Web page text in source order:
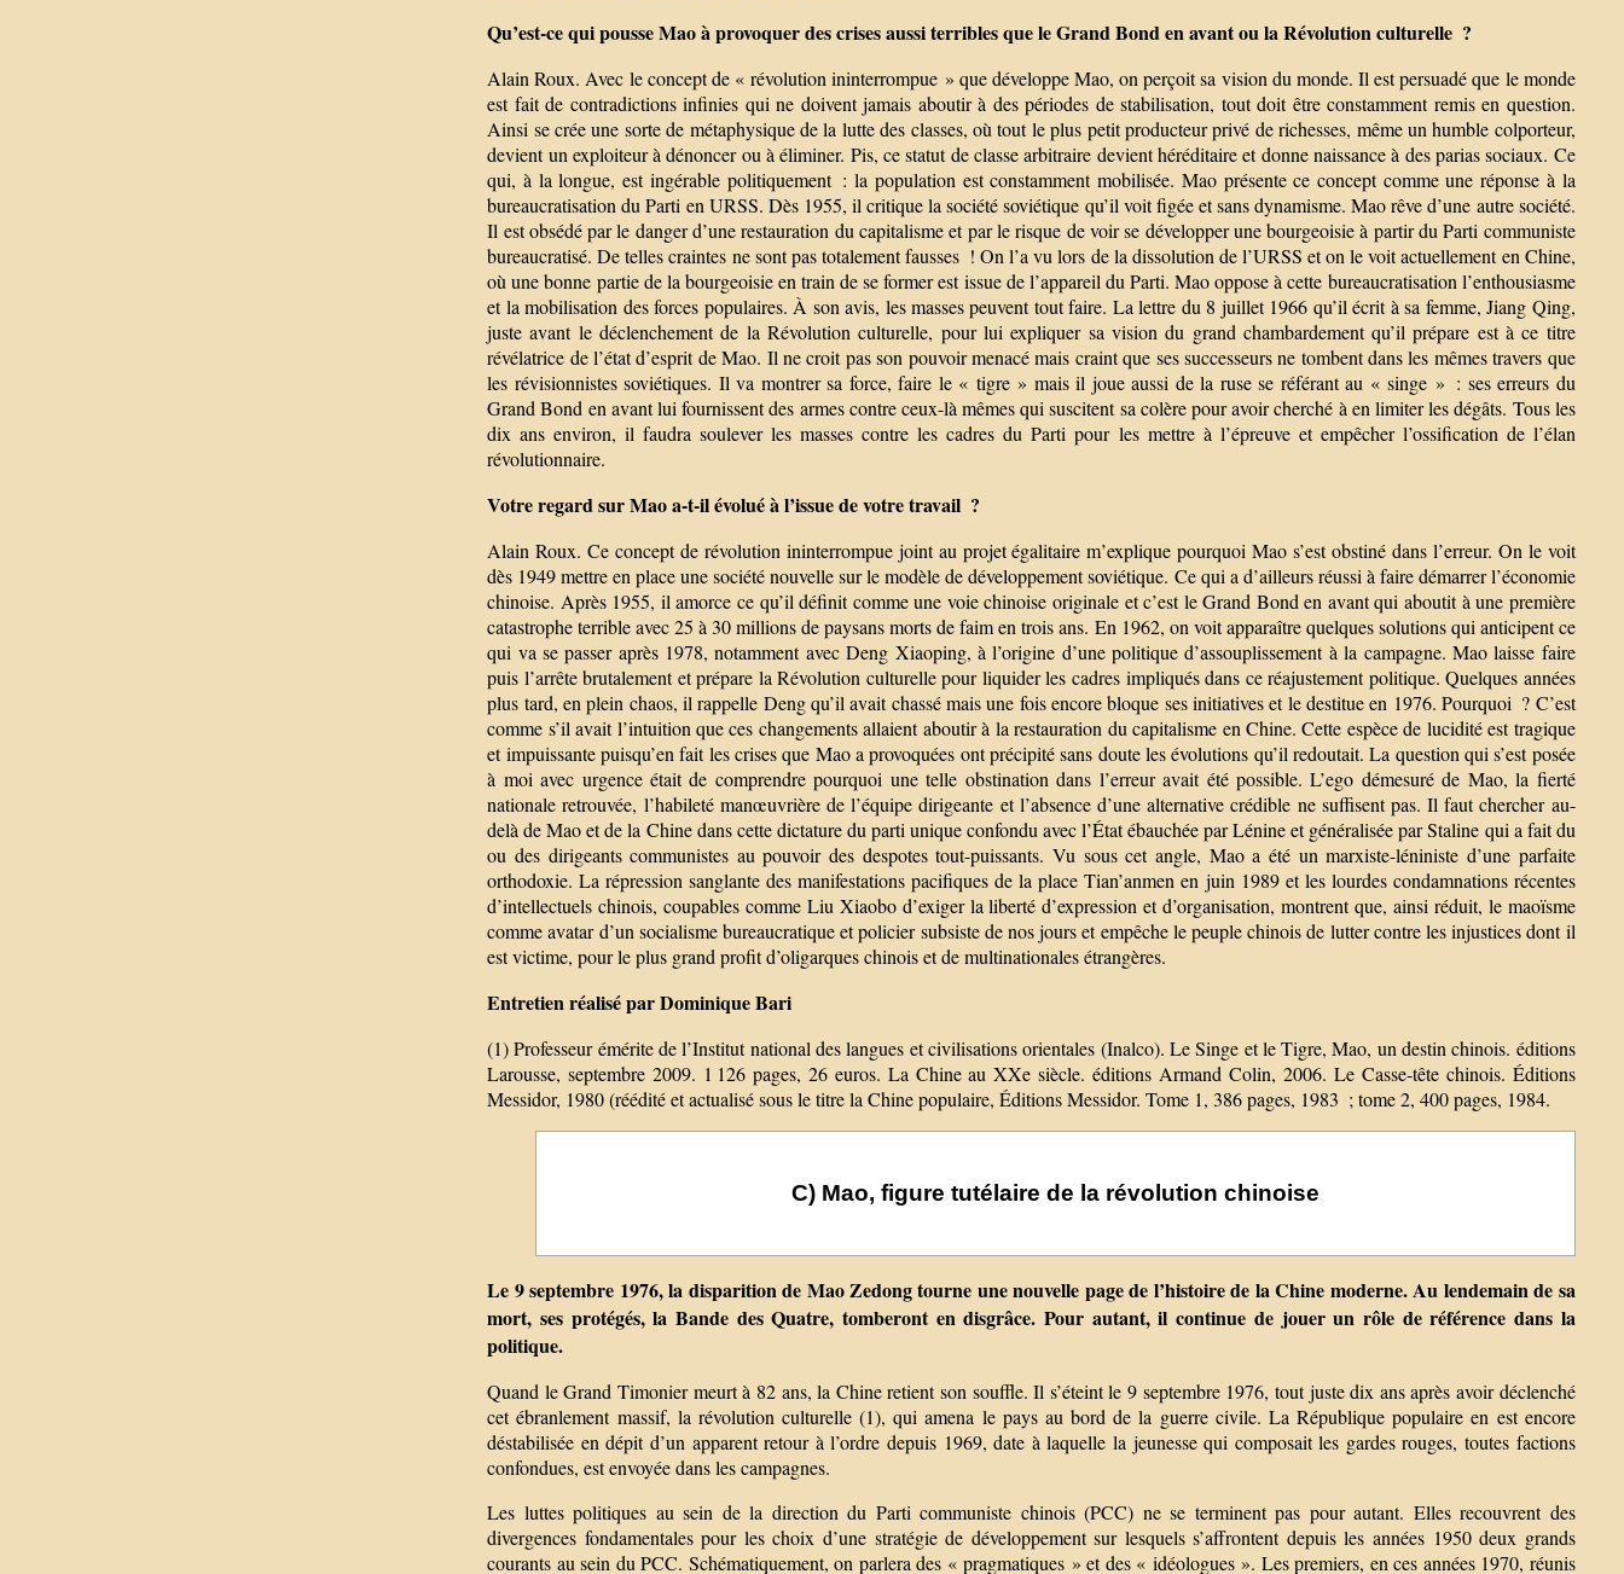
Qu’est-ce qui pousse Mao à provoquer des crises aussi terribles que le Grand Bond en avant ou la Révolution culturelle ?
Alain Roux. Avec le concept de « révolution ininterrompue » que développe Mao, on perçoit sa vision du monde. Il est persuadé que le monde
est fait de contradictions infinies qui ne doivent jamais aboutir à des périodes de stabilisation, tout doit être constamment remis en question.
Ainsi se crée une sorte de métaphysique de la lutte des classes, où tout le plus petit producteur privé de richesses, même un humble colporteur,
devient un exploiteur à dénoncer ou à éliminer. Pis, ce statut de classe arbitraire devient héréditaire et donne naissance à des parias sociaux. Ce
qui, à la longue, est ingérable politiquement : la population est constamment mobilisée. Mao présente ce concept comme une réponse à la
bureaucratisation du Parti en URSS. Dès 1955, il critique la société soviétique qu’il voit figée et sans dynamisme. Mao rêve d’une autre société.
Il est obsédé par le danger d’une restauration du capitalisme et par le risque de voir se développer une bourgeoisie à partir du Parti communiste
bureaucratisé. De telles craintes ne sont pas totalement fausses ! On l’a vu lors de la dissolution de l’URSS et on le voit actuellement en Chine,
où une bonne partie de la bourgeoisie en train de se former est issue de l’appareil du Parti. Mao oppose à cette bureaucratisation l’enthousiasme
et la mobilisation des forces populaires. À son avis, les masses peuvent tout faire. La lettre du 8 juillet 1966 qu’il écrit à sa femme, Jiang Qing,
juste avant le déclenchement de la Révolution culturelle, pour lui expliquer sa vision du grand chambardement qu’il prépare est à ce titre
révélatrice de l’état d’esprit de Mao. Il ne croit pas son pouvoir menacé mais craint que ses successeurs ne tombent dans les mêmes travers que
les révisionnistes soviétiques. Il va montrer sa force, faire le « tigre » mais il joue aussi de la ruse se référant au « singe » : ses erreurs du
Grand Bond en avant lui fournissent des armes contre ceux-là mêmes qui suscitent sa colère pour avoir cherché à en limiter les dégâts. Tous les
dix ans environ, il faudra soulever les masses contre les cadres du Parti pour les mettre à l’épreuve et empêcher l’ossification de l’élan
révolutionnaire.
Votre regard sur Mao a-t-il évolué à l’issue de votre travail ?
Alain Roux. Ce concept de révolution ininterrompue joint au projet égalitaire m’explique pourquoi Mao s’est obstiné dans l’erreur. On le voit
dès 1949 mettre en place une société nouvelle sur le modèle de développement soviétique. Ce qui a d’ailleurs réussi à faire démarrer l’économie
chinoise. Après 1955, il amorce ce qu’il définit comme une voie chinoise originale et c’est le Grand Bond en avant qui aboutit à une première
catastrophe terrible avec 25 à 30 millions de paysans morts de faim en trois ans. En 1962, on voit apparaître quelques solutions qui anticipent ce
qui va se passer après 1978, notamment avec Deng Xiaoping, à l’origine d’une politique d’assouplissement à la campagne. Mao laisse faire
puis l’arrête brutalement et prépare la Révolution culturelle pour liquider les cadres impliqués dans ce réajustement politique. Quelques années
plus tard, en plein chaos, il rappelle Deng qu’il avait chassé mais une fois encore bloque ses initiatives et le destitue en 1976. Pourquoi ? C’est
comme s’il avait l’intuition que ces changements allaient aboutir à la restauration du capitalisme en Chine. Cette espèce de lucidité est tragique
et impuissante puisqu’en fait les crises que Mao a provoquées ont précipité sans doute les évolutions qu’il redoutait. La question qui s’est posée
à moi avec urgence était de comprendre pourquoi une telle obstination dans l’erreur avait été possible. L’ego démesuré de Mao, la fierté
nationale retrouvée, l’habileté manœuvrière de l’équipe dirigeante et l’absence d’une alternative crédible ne suffisent pas. Il faut chercher au-
delà de Mao et de la Chine dans cette dictature du parti unique confondu avec l’État ébauchée par Lénine et généralisée par Staline qui a fait du
ou des dirigeants communistes au pouvoir des despotes tout-puissants. Vu sous cet angle, Mao a été un marxiste-léniniste d’une parfaite
orthodoxie. La répression sanglante des manifestations pacifiques de la place Tian’anmen en juin 1989 et les lourdes condamnations récentes
d’intellectuels chinois, coupables comme Liu Xiaobo d’exiger la liberté d’expression et d’organisation, montrent que, ainsi réduit, le maoïsme
comme avatar d’un socialisme bureaucratique et policier subsiste de nos jours et empêche le peuple chinois de lutter contre les injustices dont il
est victime, pour le plus grand profit d’oligarques chinois et de multinationales étrangères.
Entretien réalisé par Dominique Bari
(1) Professeur émérite de l’Institut national des langues et civilisations orientales (Inalco). Le Singe et le Tigre, Mao, un destin chinois. éditions
Larousse, septembre 2009. 1 126 pages, 26 euros. La Chine au XXe siècle. éditions Armand Colin, 2006. Le Casse-tête chinois. Éditions
Messidor, 1980 (réédité et actualisé sous le titre la Chine populaire, Éditions Messidor. Tome 1, 386 pages, 1983 ; tome 2, 400 pages, 1984.
C) Mao, figure tutélaire de la révolution chinoise
Le 9 septembre 1976, la disparition de Mao Zedong tourne une nouvelle page de l’histoire de la Chine moderne. Au lendemain de sa
mort, ses protégés, la Bande des Quatre, tomberont en disgrâce. Pour autant, il continue de jouer un rôle de référence dans la
politique.
Quand le Grand Timonier meurt à 82 ans, la Chine retient son souffle. Il s’éteint le 9 septembre 1976, tout juste dix ans après avoir déclenché
cet ébranlement massif, la révolution culturelle (1), qui amena le pays au bord de la guerre civile. La République populaire en est encore
déstabilisée en dépit d’un apparent retour à l’ordre depuis 1969, date à laquelle la jeunesse qui composait les gardes rouges, toutes factions
confondues, est envoyée dans les campagnes.
Les luttes politiques au sein de la direction du Parti communiste chinois (PCC) ne se terminent pas pour autant. Elles recouvrent des
divergences fondamentales pour les choix d’une stratégie de développement sur lesquels s’affrontent depuis les années 1950 deux grands
courants au sein du PCC. Schématiquement, on parlera des « pragmatiques » et des « idéologues ». Les premiers, en ces années 1970, réunis